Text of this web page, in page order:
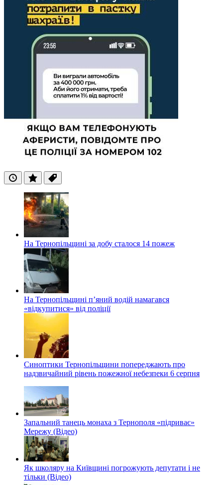
ОстанніПопулярні
Теги
На Тернопільщині за добу сталося 14 пожеж
На Тернопільщині п’яний водій намагався
«відкупитися» від поліції
Синоптики Тернопільщини попереджають про
надзвичайний рівень пожежної небезпеки 6 серпня
Запальний танець монаха з Тернополя «підриває»
Мережу (Відео)
Як школяру на Київщині погрожують депутати і не
тільки (Відео)